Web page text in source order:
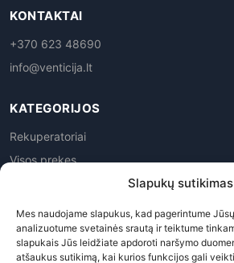
Slapukų sutikimas
Mes naudojame slapukus, kad pagerintume
analizuotume svetainės srautą ir teiktume
slapukais Jūs leidžiate apdoroti naršymo
atšaukus sutikimą, kai kurios funkcijos gali
KONTAKTAI
+370 623 48690
info@venticija.lt
KATEGORIJOS
Rekuperatoriai
Visos prekes